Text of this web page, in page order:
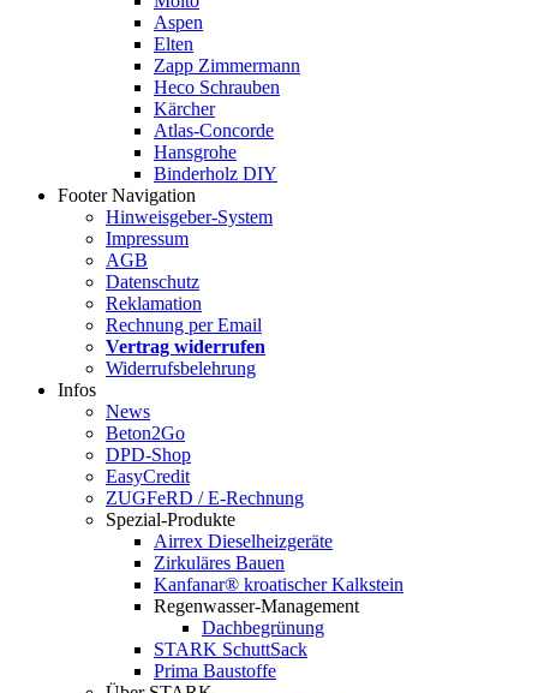
Aspen
Elten
Zapp Zimmermann
Heco Schrauben
Kärcher
Atlas-Concorde
Hansgrohe
Binderholz DIY
Footer Navigation
Hinweisgeber-System
Impressum
AGB
Datenschutz
Reklamation
Rechnung per Email
Vertrag widerrufen
Widerrufsbelehrung
Infos
News
Beton2Go
DPD-Shop
EasyCredit
ZUGFeRD / E-Rechnung
Spezial-Produkte
Airrex Dieselheizgeräte
Zirkuläres Bauen
Kanfanar® kroatischer Kalkstein
Regenwasser-Management
Dachbegrünung
STARK SchuttSack
Prima Baustoffe